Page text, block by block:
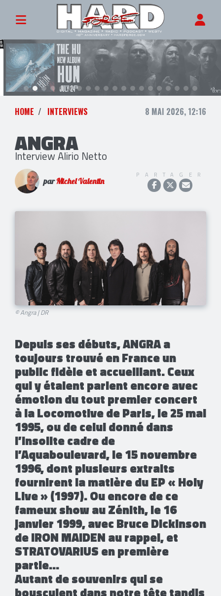
HOME INTERVIEWS 8 MAI 2026, 12:16
ANGRA
Interview Alirio Netto
parMichel Valentin
PARTAGER
© Angra | DR
Depuis ses débuts, ANGRA a
toujours trouvé en France un
public fidèle et accueillant. Ceux
qui y étaient parlent encore avec
émotion du tout premier concert
à la Locomotive de Paris, le 25 mai
1995, ou de celui donné dans
l’insolite cadre de
l’Aquaboulevard, le 15 novembre
1996, dont plusieurs extraits
fournirent la matière du EP « Holy
Live » (1997). Ou encore de ce
fameux show au Zénith, le 16
janvier 1999, avec Bruce Dickinson
de IRON MAIDEN au rappel, et
STRATOVARIUS en première
partie…
Autant de souvenirs qui se